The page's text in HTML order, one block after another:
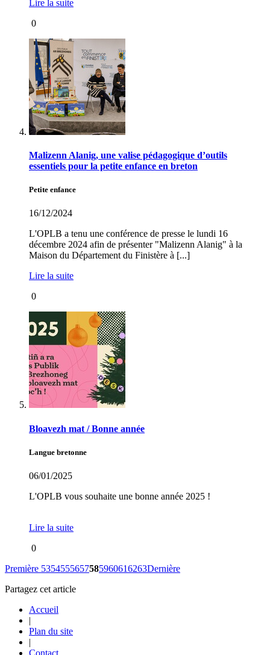
Lire la suite
0
Malizenn Alanig, une valise pédagogique d’outils
essentiels pour la petite enfance en breton
Petite enfance
16/12/2024
L'OPLB a tenu une conférence de presse le lundi 16
décembre 2024 afin de présenter "Malizenn Alanig" à la
Maison du Département du Finistère à [...]
Lire la suite
0
Bloavezh mat / Bonne année
Langue bretonne
06/01/2025
L'OPLB vous souhaite une bonne année 2025 !
Lire la suite
0
Première 5354555657585960616263Dernière
Partagez cet article
Accueil
|
Plan du site
|
Contact